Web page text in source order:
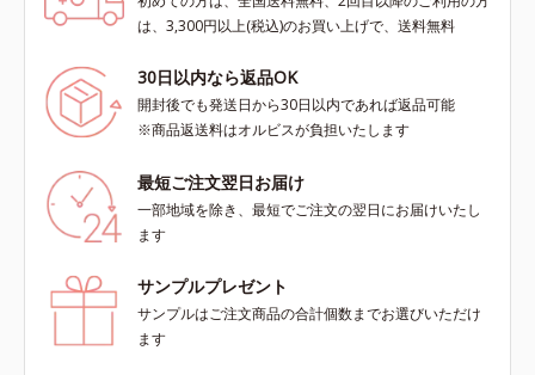
は、3,300円以上(税込)のお買い上げで、送料無料
30日以内なら返品OK
開封後でも発送日から30日以内であれば返品可能
※商品返送料はオルビスが負担いたします
最短ご注文翌日お届け
一部地域を除き、最短でご注文の翌日にお届けいたし
ます
サンプルプレゼント
サンプルはご注文商品の合計個数までお選びいただけ
ます